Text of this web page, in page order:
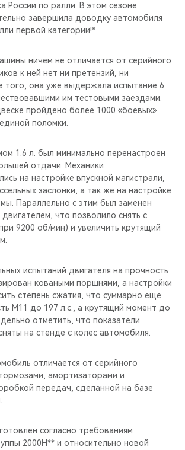
России по ралли. В этом сезоне
завершила доводку автомобиля
первой категории!*
ничем не отличается от серийного
к ней нет ни претензий, ни
того, она уже выдержала испытание 6
им тестовыми заездами.
пройдено более 1000 «боевых»
поломки.
1.6 л. был минимально перенастроен
отдачи. Механики
на настройке впускной магистрали,
заслонки, а так же на настройке
Параллельно с этим был заменен
что позволило снять с
9200 об/мин) и увеличить крутящий
испытаний двигателя на прочность
коваными поршнями, а настройки
степень сжатия, что суммарно еще
M11 до 197 л.с., а крутящий момент до
отметить, что показатели
на стенде с колес автомобиля.
отличается от серийного
амортизаторами и
передач, сделанной на базе
согласно требованиям
2000Н** и относительно новой